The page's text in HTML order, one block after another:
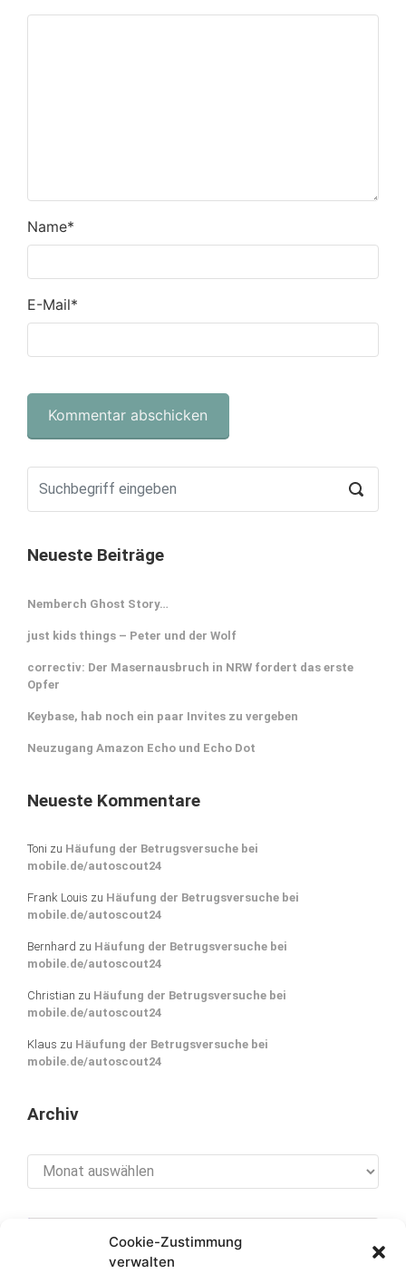
Cookie-Zustimmung
verwalten
Name*
E-Mail*
Neueste Beiträge
Nemberch Ghost Story…
just kids things – Peter und der Wolf
correctiv: Der Masernausbruch in NRW fordert das erste
Opfer
Keybase, hab noch ein paar Invites zu vergeben
Neuzugang Amazon Echo und Echo Dot
Neueste Kommentare
Toni zu Häufung der Betrugsversuche bei
mobile.de/autoscout24
Frank Louis zu Häufung der Betrugsversuche bei
mobile.de/autoscout24
Bernhard zu Häufung der Betrugsversuche bei
mobile.de/autoscout24
Christian zu Häufung der Betrugsversuche bei
mobile.de/autoscout24
Klaus zu Häufung der Betrugsversuche bei
mobile.de/autoscout24
Archiv
[cookies_revoke]